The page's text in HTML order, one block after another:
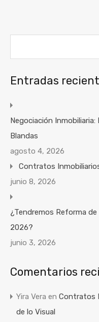
Entradas
Negociación Inmobiliaria:
Blandas
agosto 4, 2026
Contratos
junio 8, 2026
¿Tendremos Reforma
2026?
junio 3, 2026
Comentarios
Yira Vera en Contratos
de lo Visual